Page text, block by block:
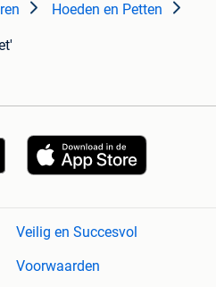
Hoeden en Petten
Veilig en Succesvol
Voorwaarden